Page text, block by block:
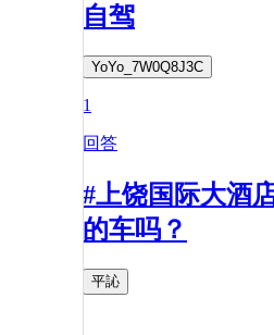
自驾
YoYo_7W0Q8J3C
1
回答
#上饶国际大酒
的车吗？
平訫